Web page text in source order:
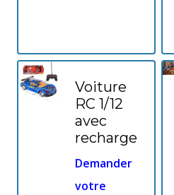
Voiture
RC 1/12
avec
recharge
Demander
votre